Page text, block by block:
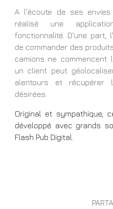
A l'écoute de ses
réalisé une
fonctionnalité. D'une part,
de commander des
camions ne commencent
un client peut
alentours et récupérer
désirées.
Original et sympathique,
développé avec grands
Flash Pub Digital.